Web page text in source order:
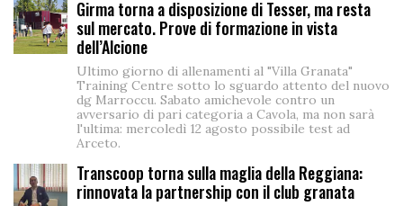
Girma torna a disposizione di Tesser, ma resta
sul mercato. Prove di formazione in vista
dell’Alcione
Ultimo giorno di allenamenti al "Villa Granata"
Training Centre sotto lo sguardo attento del nuovo
dg Marroccu. Sabato amichevole contro un
avversario di pari categoria a Cavola, ma non sarà
l'ultima: mercoledì 12 agosto possibile test ad
Arceto.
Transcoop torna sulla maglia della Reggiana:
rinnovata la partnership con il club granata